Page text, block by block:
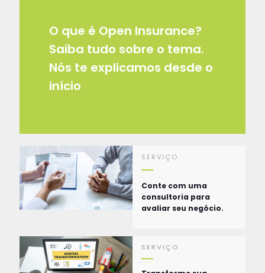
O que é Open Insurance?
Saiba tudo sobre o tema.
Nós te explicamos desde o
início
SERVIÇO
Conte com uma
consultoria para
avaliar seu negócio.
SERVIÇO